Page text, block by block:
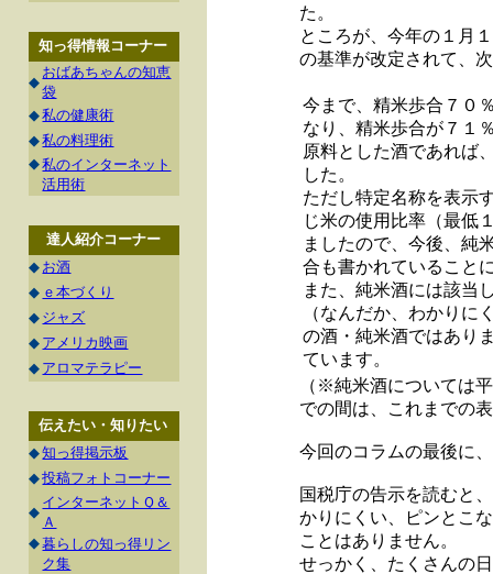
知っ得情報コーナー
◆
おばあちゃんの知恵
袋
◆私の健康術
◆私の料理術
◆私のインターネット
活用術
達人紹介コーナー
◆ お酒
◆ ｅ本づくり
◆ ジャズ
◆ アメリカ映画
◆ アロマテラピー
伝えたい・知りたい
◆知っ得掲示板
◆投稿フォトコーナー
◆
インターネットＱ＆
Ａ
◆暮らしの知っ得リン
ク集
た。
ところが、今年の１月
の基準が改定されて、
今まで、精米歩合７０
なり、精米歩合が７１
原料とした酒であれば
した。
ただし特定名称を表示
じ米の使用比率（最低
ましたので、今後、純
合も書かれていること
また、純米酒には該当
（なんだか、わかりに
の酒・純米酒ではあり
ています。
（※純米酒については
での間は、これまでの
今回のコラムの最後に
国税庁の告示を読むと
かりにくい、ピンとこ
ことはありません。
せっかく、たくさんの